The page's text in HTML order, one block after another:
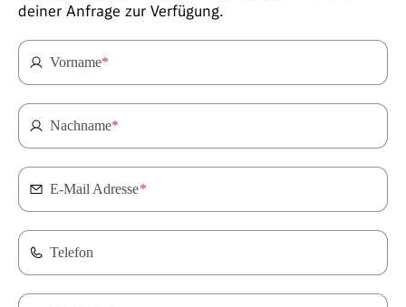
deiner Anfrage zur Verfügung.
Vorname*
Nachname*
E-Mail Adresse*
Telefon